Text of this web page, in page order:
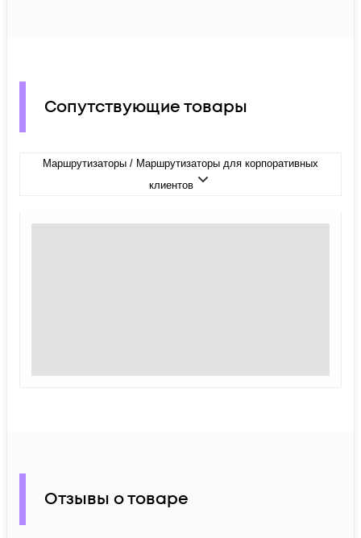
Сопутствующие товары
Маршрутизаторы / Маршрутизаторы для корпоративных
клиентов
Отзывы о товаре